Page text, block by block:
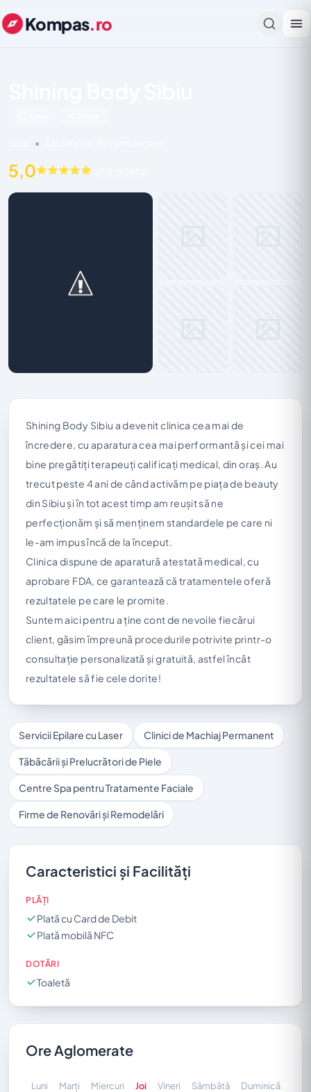
Kompas.ro
•
5,0
Shining Body Sibiu a devenit clinica cea mai de
încredere, cu aparatura cea mai performantă și cei mai
bine pregătiți terapeuți calificați medical, din oraș. Au
trecut peste 4 ani de când activăm pe piața de beauty
din Sibiu și în tot acest timp am reușit să ne
perfecționăm și să menținem standardele pe care ni
le-am impus încă de la început.
Clinica dispune de aparatură atestată medical, cu
aprobare FDA, ce garantează că tratamentele oferă
rezultatele pe care le promite.
Suntem aici pentru a ține cont de nevoile fiecărui
client, găsim împreună procedurile potrivite printr-o
consultație personalizată și gratuită, astfel încât
rezultatele să fie cele dorite!
Servicii Epilare cu Laser Clinici de Machiaj Permanent
Tăbăcării și Prelucrători de Piele
Centre Spa pentru Tratamente Faciale
Firme de Renovări și Remodelări
Caracteristici și Facilități
PLĂȚI
Plată cu Card de Debit
Plată mobilă NFC
DOTĂRI
Toaletă
Ore Aglomerate
Luni Marți Miercuri Joi Vineri Sâmbătă Duminică